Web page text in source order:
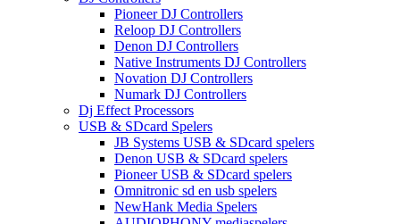
Pioneer DJ Controllers
Reloop DJ Controllers
Denon DJ Controllers
Native Instruments DJ Controllers
Novation DJ Controllers
Numark DJ Controllers
Dj Effect Processors
USB & SDcard Spelers
JB Systems USB & SDcard spelers
Denon USB & SDcard spelers
Pioneer USB & SDcard spelers
Omnitronic sd en usb spelers
NewHank Media Spelers